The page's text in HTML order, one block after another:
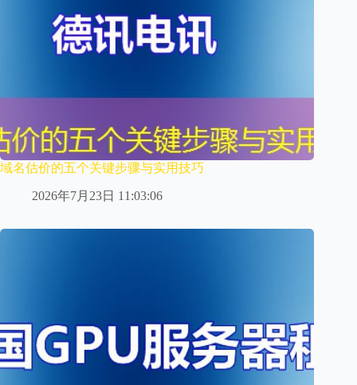
域名估价的五个关键步骤与实用技巧
2026年7月23日 11:03:06